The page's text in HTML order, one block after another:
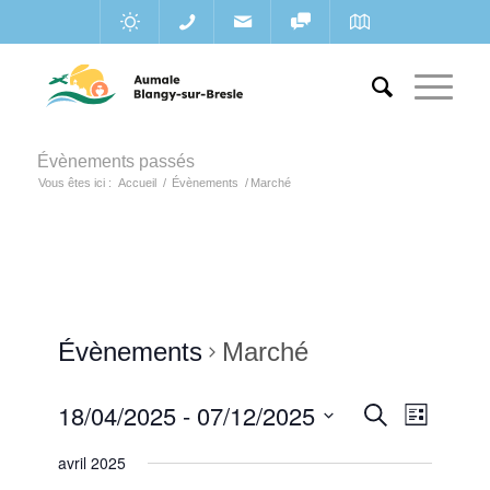
Évènements passés
Vous êtes ici : Accueil / Évènements / Marché
Évènements Marché
Recherche
vues
Liste
18/04/2025 - 07/12/2025
une
avril 2025